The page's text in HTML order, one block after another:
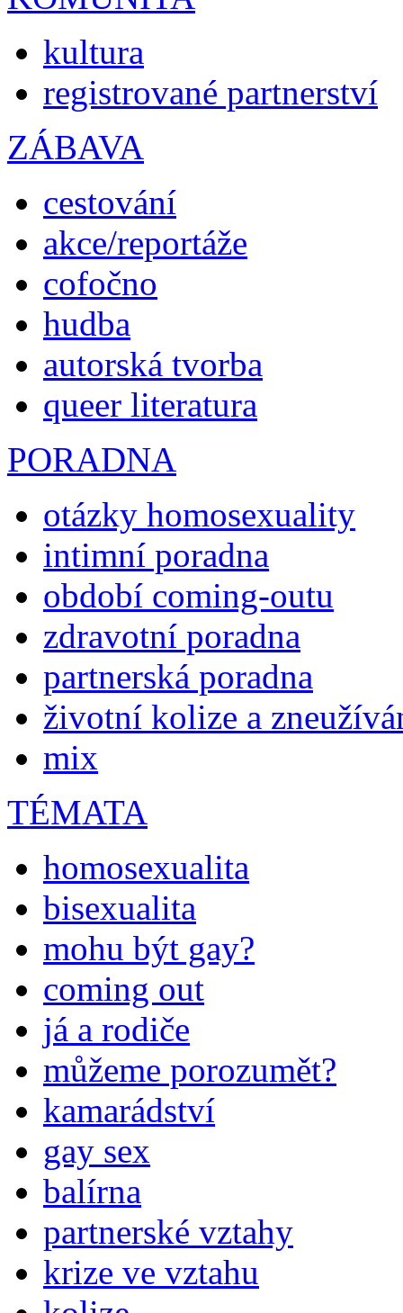
kultura
registrované partnerství
ZÁBAVA
cestování
akce/reportáže
cofočno
hudba
autorská tvorba
queer literatura
PORADNA
otázky homosexuality
intimní poradna
období coming-outu
zdravotní poradna
partnerská poradna
životní kolize a
mix
TÉMATA
homosexualita
bisexualita
mohu být gay?
coming out
já a rodiče
můžeme porozumět?
kamarádství
gay sex
balírna
partnerské vztahy
krize ve vztahu